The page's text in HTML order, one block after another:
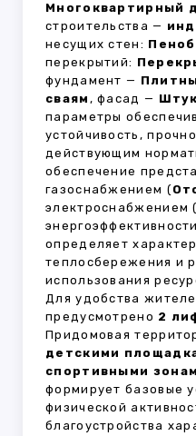
Многоквартирный
строительства —
несущих стен:
перекрытий:
фундамент —
сваям , фасад —
параметры
устойчивость,
действующим
обеспечение
газоснабжением (
электроснабжением (
определяет
теплосбережения и
использования
Для удобства
предусмотрено 2
Придомовая
детскими
спортивными
формирует базовые
физической
благоустройства